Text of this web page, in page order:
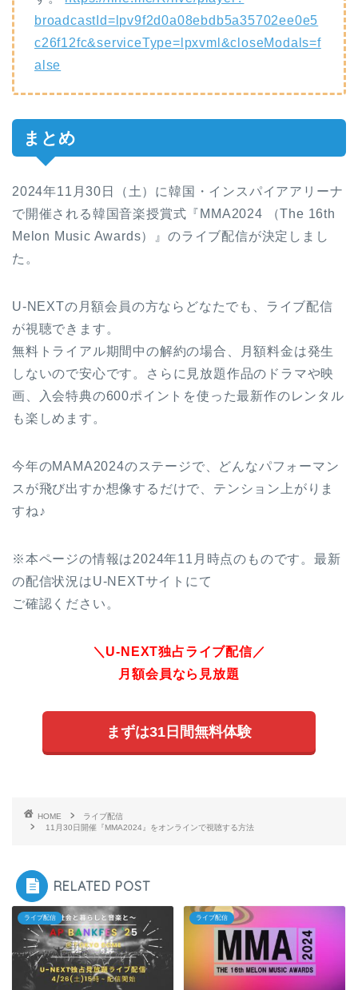
broadcastId=lpv9f2d0a08ebdb5a35702ee0e5
c26f12fc&serviceType=lpxvml&closeModals=f
alse
まとめ
2024年11月30日（土）に韓国・インスパイアアリーナ
で開催される韓国音楽授賞式『MMA2024 （The 16th
Melon Music Awards）』のライブ配信が決定しまし
た。
U-NEXTの月額会員の方ならどなたでも、ライブ配信
が視聴できます。
無料トライアル期間中の解約の場合、月額料金は発生
しないので安心です。さらに見放題作品のドラマや映
画、入会特典の600ポイントを使った最新作のレンタル
も楽しめます。
今年のMAMA2024のステージで、どんなパフォーマン
スが飛び出すか想像するだけで、テンション上がりま
すね♪
※本ページの情報は2024年11月時点のものです。最新
の配信状況はU-NEXTサイトにて
ご確認ください。
＼U-NEXT独占ライブ配信／
月額会員なら見放題
まずは31日間無料体験
HOME
ライブ配信
11月30日開催『MMA2024』をオンラインで視聴する方法
RELATED POST
ライブ配信 ライブ配信